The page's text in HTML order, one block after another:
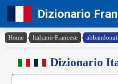
Dizionario
Home › Italiano-Francese ›
Dizionario